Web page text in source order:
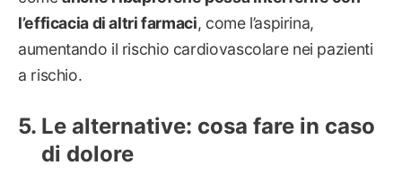
l’efficacia di altri farmaci, come l’aspirina,
aumentando il rischio cardiovascolare nei pazienti
a rischio.
Le alternative: cosa fare in caso
di dolore